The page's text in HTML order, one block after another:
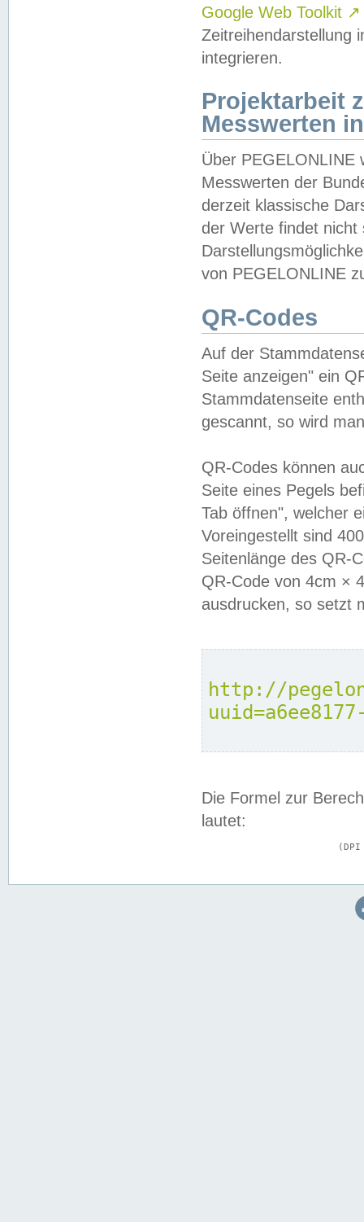
Google Web Toolkit ↗
Zeitreihendarstellung
integrieren.
Projektarbeit
Messwerten
Über PEGELONLINE
Messwerten der
derzeit klassische
der Werte findet
von PEGELONLINE
QR-Codes
Auf der
Seite anzeigen" ein
Stammdatenseite
gescannt, so wird
QR-Codes können
Seite eines Pegels
Tab öffnen", welcher
Voreingestellt sind
Seitenlänge des QR-
QR-Code von 4cm ×
ausdrucken, so setzt
http://
Die Formel zur
lautet: